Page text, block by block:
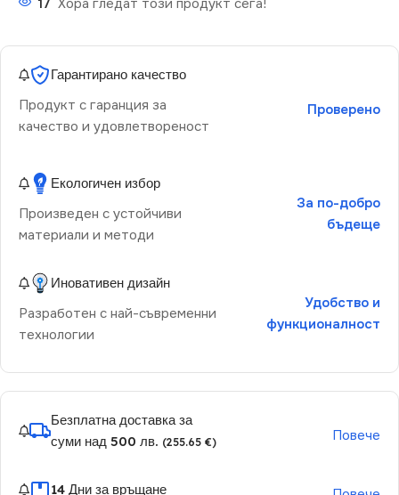
17 Хора гледат този продукт сега!
Гарантирано качество
Продукт с гаранция за
качество и удовлетвореност
Проверено
Екологичен избор
Произведен с устойчиви
материали и методи
За по-добро
бъдеще
Иновативен дизайн
Разработен с най-съвременни
технологии
Удобство и
функционалност
Безплатна доставка за
суми над 500 лв. (255.65 €) Повече
14 Дни за връщане